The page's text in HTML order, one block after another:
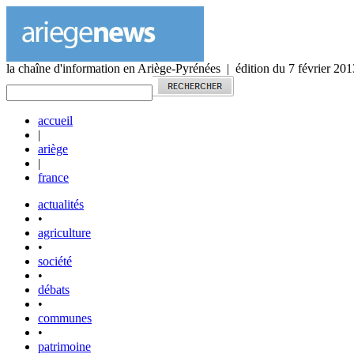
la chaîne d'information en Ariège-Pyrénées | édition du 7 février
accueil
|
ariège
|
france
actualités
•
agriculture
•
société
•
débats
•
communes
•
patrimoine